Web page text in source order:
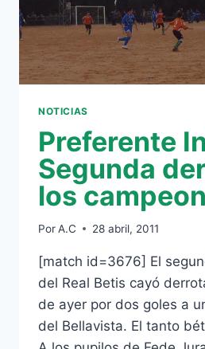
NOTICIAS
Preferente
Segunda
los
PorA.C 28 abril, 2011
[match id=3676] El
del Real Betis cayó
de ayer por dos goles a
del Bellavista. El tanto